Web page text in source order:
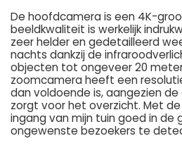
De hoofdcamera is een 4K-
beeldkwaliteit is werkelijk
zeer helder en gedetailleerd
nachts dankzij de
objecten tot ongeveer 20
zoomcamera heeft een
dan voldoende is, aangezien
zorgt voor het overzicht. Met
ingang van mijn tuin goed in de
ongewenste bezoekers te